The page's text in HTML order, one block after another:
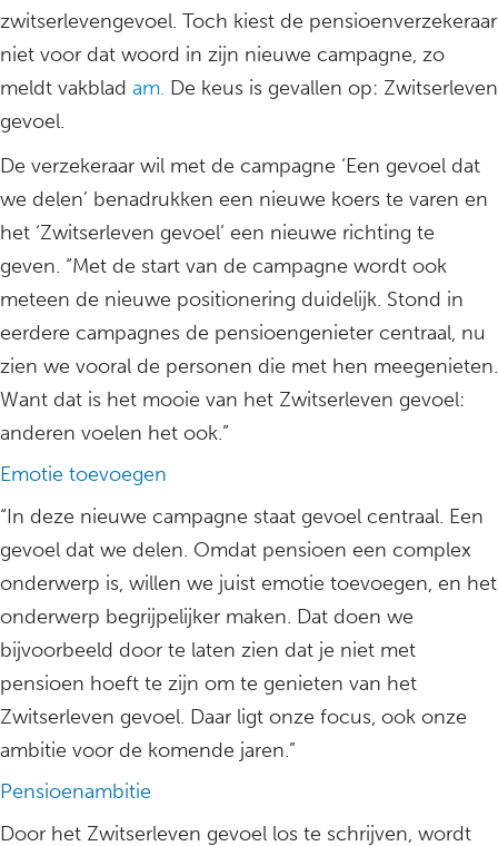
zwitserlevengevoel. Toch kiest de pensioenverzekeraar
niet voor dat woord in zijn nieuwe campagne, zo
meldt vakblad am. De keus is gevallen op: Zwitserleven
gevoel.
De verzekeraar wil met de campagne ‘Een gevoel dat
we delen’ benadrukken een nieuwe koers te varen en
het ‘Zwitserleven gevoel’ een nieuwe richting te
geven. “Met de start van de campagne wordt ook
meteen de nieuwe positionering duidelijk. Stond in
eerdere campagnes de pensioengenieter centraal, nu
zien we vooral de personen die met hen meegenieten.
Want dat is het mooie van het Zwitserleven gevoel:
anderen voelen het ook.”
Emotie toevoegen
“In deze nieuwe campagne staat gevoel centraal. Een
gevoel dat we delen. Omdat pensioen een complex
onderwerp is, willen we juist emotie toevoegen, en het
onderwerp begrijpelijker maken. Dat doen we
bijvoorbeeld door te laten zien dat je niet met
pensioen hoeft te zijn om te genieten van het
Zwitserleven gevoel. Daar ligt onze focus, ook onze
ambitie voor de komende jaren.”
Pensioenambitie
Door het Zwitserleven gevoel los te schrijven, wordt